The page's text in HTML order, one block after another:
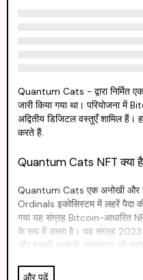
Quantum Cats - द्वारा निर्मित
जारी किया गया था। परियोजना में
अद्वितीय डिजिटल वस्तुएँ शामिल हैं।
करते हैं.
Quantum Cats NFT क्या
Quantum Cats एक अनोखी और
Ordinals इकोसिस्टम में लहरें पैदा
गया यह संग्रह Bitcoin-आधारित
के रूप में उभरा है। यह संग्रह 2023
और इसकी अनोखी अवधारणा, जो
लोकप्रियता हासिल की।